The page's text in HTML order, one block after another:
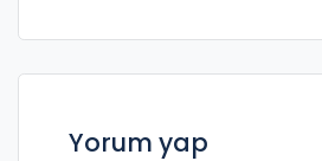
Yorum yap